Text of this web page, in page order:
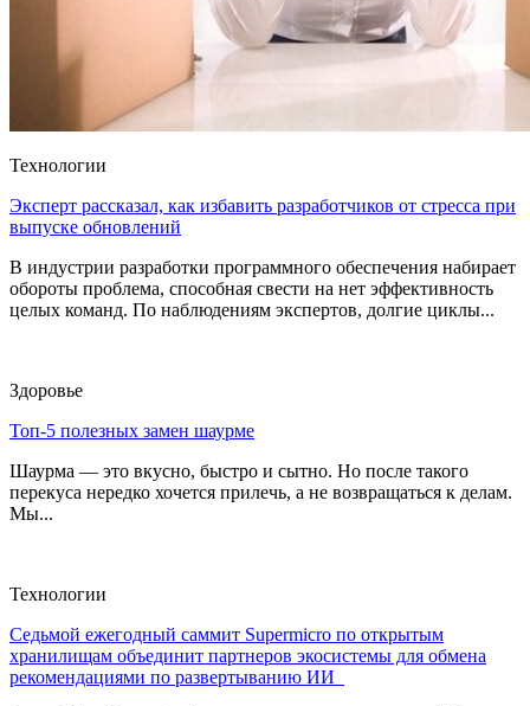
Технологии
Эксперт рассказал, как избавить разработчиков от стресса при
выпуске обновлений
В индустрии разработки программного обеспечения набирает
обороты проблема, способная свести на нет эффективность
целых команд. По наблюдениям экспертов, долгие циклы...
Здоровье
Топ-5 полезных замен шаурме
Шаурма — это вкусно, быстро и сытно. Но после такого
перекуса нередко хочется прилечь, а не возвращаться к делам.
Мы...
Технологии
Седьмой ежегодный саммит Supermicro по открытым
хранилищам объединит партнеров экосистемы для обмена
рекомендациями по развертыванию ИИ